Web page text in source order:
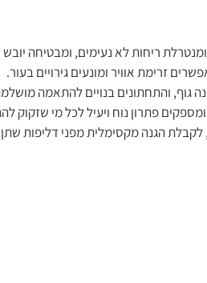
ריחות לא נעימים, ומבטיחה
זרימת אוויר ומונעים גירויים בעור.
והתחתונים בנויים להתאמה
פתרון נוח ויעיל לכל מי שזקוק
הגנה מקסימלית מפני דליפות